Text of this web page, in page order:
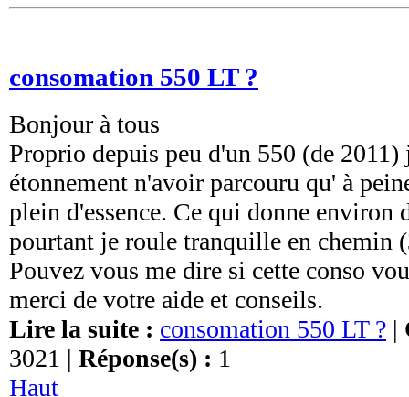
consomation 550 LT ?
Bonjour à tous
Proprio depuis peu d'un 550 (de 2011)
étonnement n'avoir parcouru qu' à
plein d'essence. Ce qui donne environ
pourtant je roule tranquille en chemin
Pouvez vous me dire si cette conso
merci de votre aide et conseils.
Lire la suite : consomation 550 LT ? |
3021 | Réponse(s) : 1
Haut